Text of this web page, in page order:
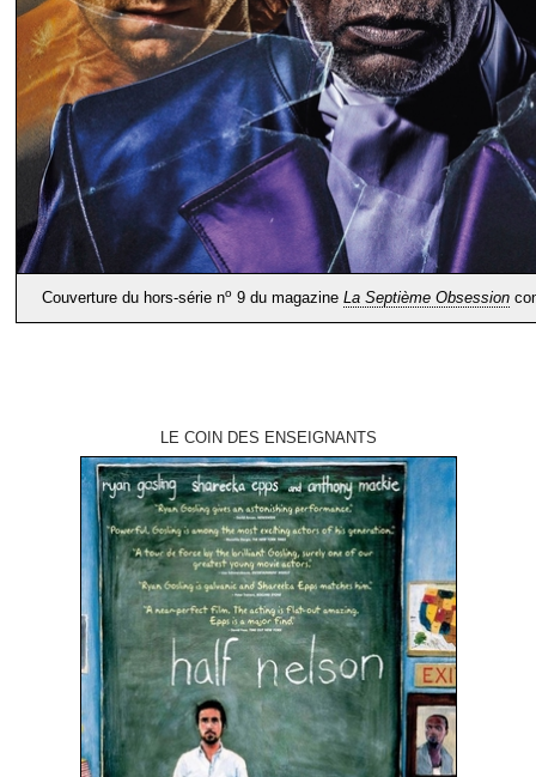
Couverture du hors-série no 9 du magazine La Septième Obsession
LE COIN DES ENSEIGNANTS